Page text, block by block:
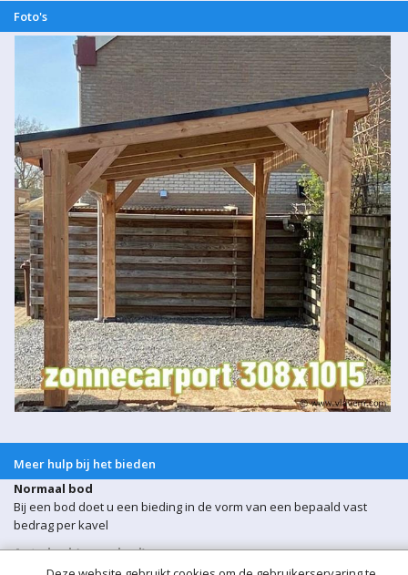
Foto's
Meer hulp bij het bieden
Normaal bod
Bij een bod doet u een bieding in de vorm van een bepaald vast
bedrag per kavel
Auto bod (proxy bod)
Bij een Autobod (ook wel proxy bod genoemd) geeft u aan welke